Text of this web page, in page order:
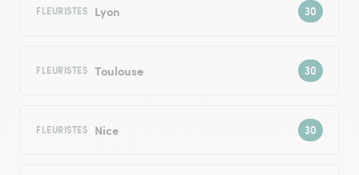
FLEURISTES Lyon
FLEURISTES Toulouse
FLEURISTES Nice